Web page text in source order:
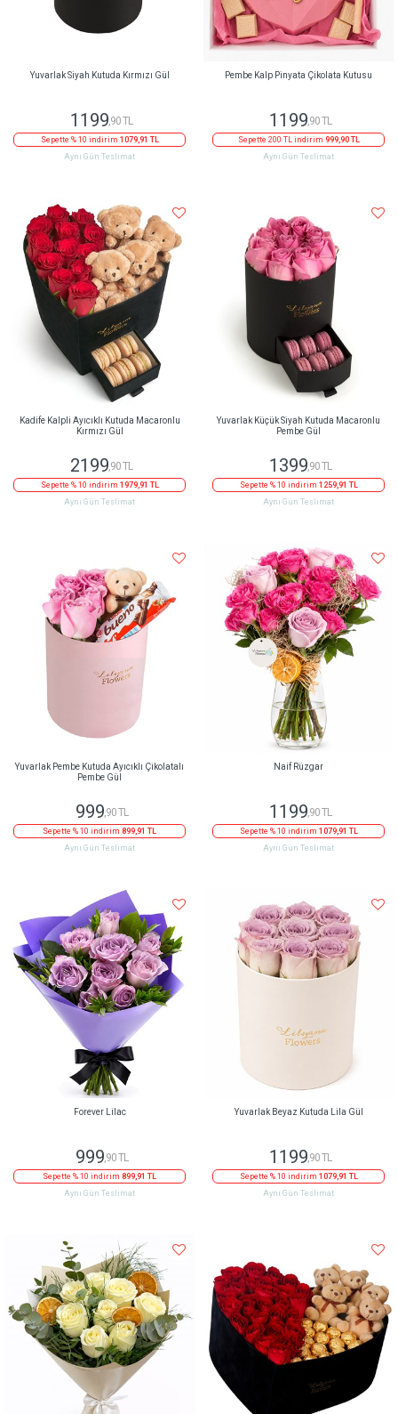
Yuvarlak Siyah Kutuda Kırmızı Gül
1199,90 TL
Sepette % 10 indirim 1079,91 TL
Aynı Gün Teslimat
Pembe Kalp Pinyata Çikolata Kutusu
1199,90 TL
Sepette 200 TL indirim 999,90 TL
Aynı Gün Teslimat
Kadife Kalpli Ayıcıklı Kutuda Macaronlu
Kırmızı Gül
2199,90 TL
Sepette % 10 indirim 1979,91 TL
Aynı Gün Teslimat
Yuvarlak Küçük Siyah Kutuda Macaronlu
Pembe Gül
1399,90 TL
Sepette % 10 indirim 1259,91 TL
Aynı Gün Teslimat
Yuvarlak Pembe Kutuda Ayıcıklı Çikolatalı
Pembe Gül
999,90 TL
Sepette % 10 indirim 899,91 TL
Aynı Gün Teslimat
Naif Rüzgar
1199,90 TL
Sepette % 10 indirim 1079,91 TL
Aynı Gün Teslimat
Forever Lilac
999,90 TL
Sepette % 10 indirim 899,91 TL
Aynı Gün Teslimat
Yuvarlak Beyaz Kutuda Lila Gül
1199,90 TL
Sepette % 10 indirim 1079,91 TL
Aynı Gün Teslimat